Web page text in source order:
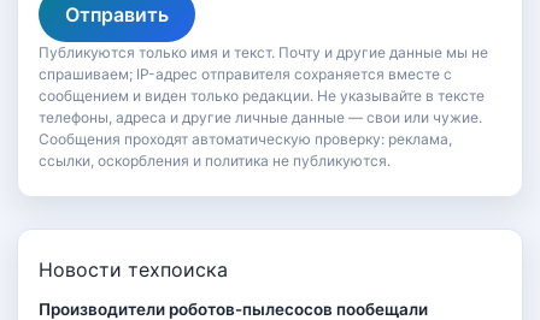
Отправить
Публикуются только имя и текст. Почту и другие данные мы не
спрашиваем; IP-адрес отправителя сохраняется вместе с
сообщением и виден только редакции. Не указывайте в тексте
телефоны, адреса и другие личные данные — свои или чужие.
Сообщения проходят автоматическую проверку: реклама,
ссылки, оскорбления и политика не публикуются.
Новости техпоиска
Производители роботов-пылесосов пообещали